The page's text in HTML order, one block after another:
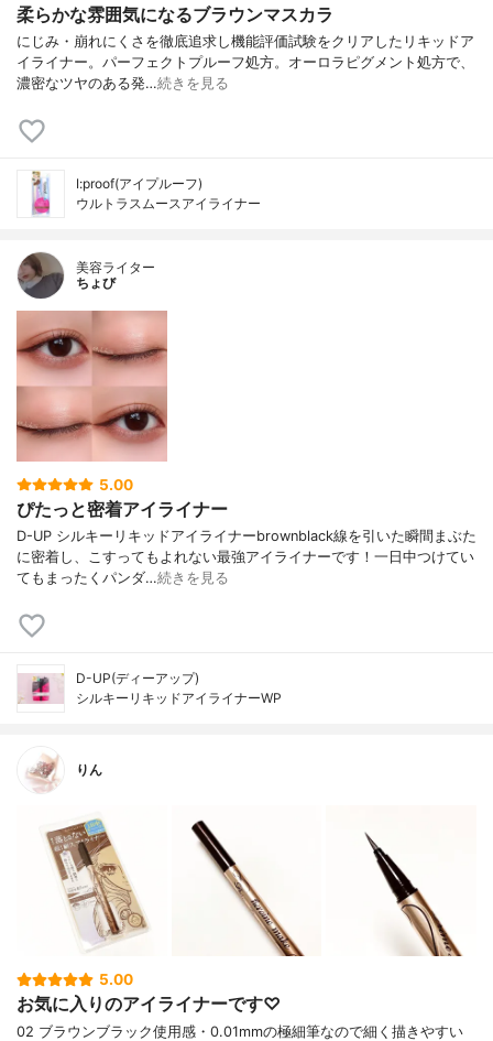
柔らかな雰囲気になるブラウンマスカラ
にじみ・崩れにくさを徹底追求し機能評価試験をクリアしたリキッドア
イライナー。パーフェクトプルーフ処方。オーロラピグメント処方で、
濃密なツヤのある発…続きを見る
I:proof(アイプルーフ)
ウルトラスムースアイライナー
美容ライター
ちょび
5.00
ぴたっと密着アイライナー
D-UP シルキーリキッドアイライナーbrownblack線を引いた瞬間まぶた
に密着し、こすってもよれない最強アイライナーです！一日中つけてい
てもまったくパンダ…続きを見る
D-UP(ディーアップ)
シルキーリキッドアイライナーWP
りん
5.00
お気に入りのアイライナーです♡
02 ブラウンブラック使用感・0.01mmの極細筆なので細く描きやすい